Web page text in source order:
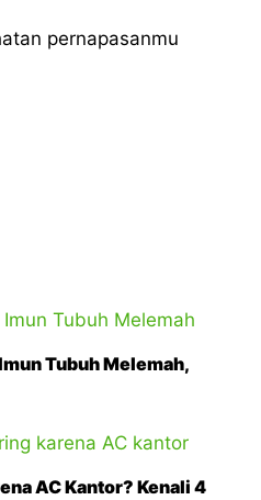
pernapasanmu
Tubuh Melemah,
AC Kantor? Kenali 4